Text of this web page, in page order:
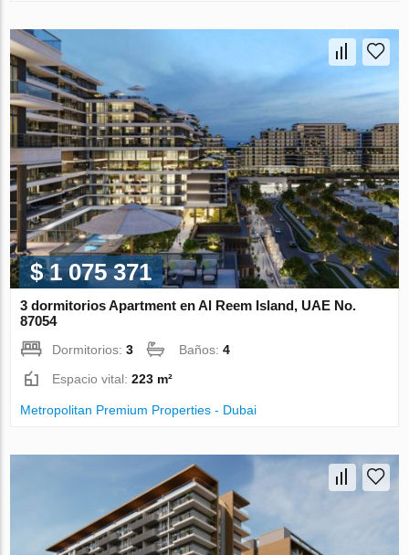
$ 1 075 371
3 dormitorios Apartment en Al Reem Island, UAE No.
87054
Dormitorios:3 Baños:4
Espacio vital:223 m²
Metropolitan Premium Properties - Dubai